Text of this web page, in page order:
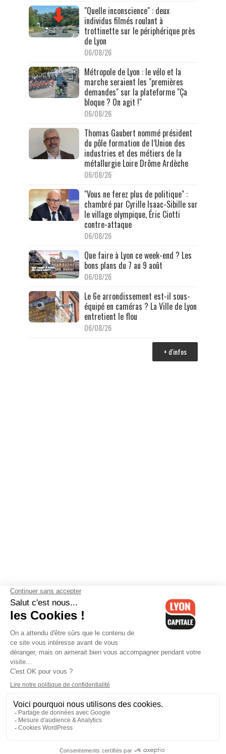
"Quelle inconscience" : deux
individus filmés roulant à
trottinette sur le périphérique près
de Lyon
06/08/26
Métropole de Lyon : le vélo et la
marche seraient les "premières
demandes" sur la plateforme "Ça
bloque ? On agit !"
06/08/26
Thomas Gaubert nommé président
du pôle formation de l’Union des
industries et des métiers de la
métallurgie Loire Drôme Ardèche
06/08/26
"Vous ne ferez plus de politique" :
chambré par Cyrille Isaac-Sibille sur
le village olympique, Éric Ciotti
contre-attaque
06/08/26
Que faire à Lyon ce week-end ? Les
bons plans du 7 au 9 août
06/08/26
Le 6e arrondissement est-il sous-
équipé en caméras ? La Ville de Lyon
entretient le flou
06/08/26
+ d'infos
Contactez-nous-Mentions légales-CGV-Politique de
confidentialité-Gestion des cookies